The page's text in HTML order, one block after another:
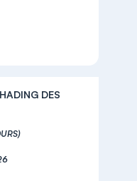
DES